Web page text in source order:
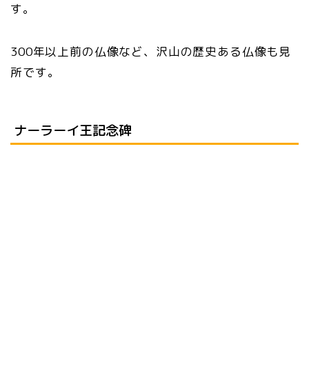
す。
300年以上前の仏像など、沢山の歴史ある仏像も見
所です。
ナーラーイ王記念碑